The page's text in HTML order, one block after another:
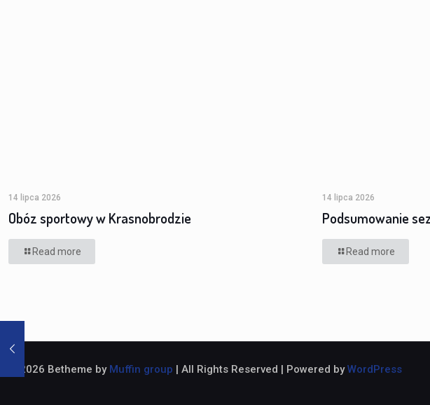
14 lipca 2026
Obóz sportowy w Krasnobrodzie
Read more
14 lipca 2026
Podsumowanie
Read more
© 2026 Betheme by Muffin group | All Rights Reserved | Powered byWordPress